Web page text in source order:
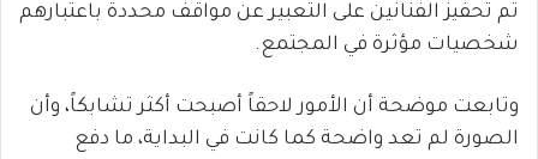
تم تحفيز الفنانين على التعبير عن مواقف محددة باعتبارهم
شخصيات مؤثرة في المجتمع.
وتابعت موضحة أن الأمور لاحقاً أصبحت أكثر تشابكاً، وأن
الصورة لم تعد واضحة كما كانت في البداية، ما دفع